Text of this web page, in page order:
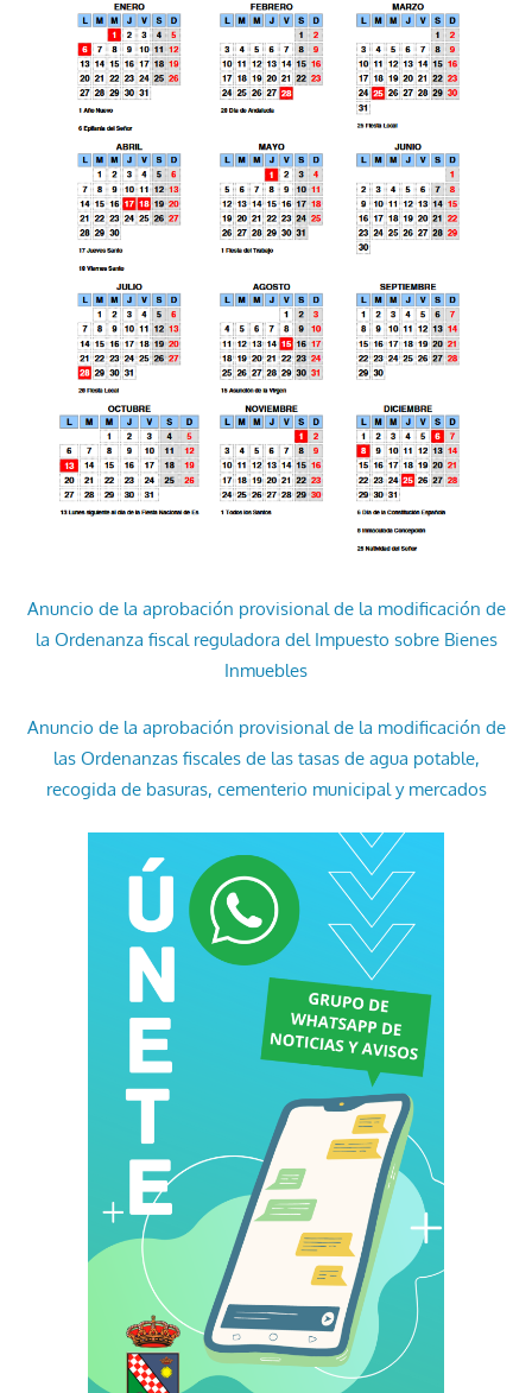
Anuncio de la aprobación provisional de la modificación de
la Ordenanza fiscal reguladora del Impuesto sobre Bienes
Inmuebles
Anuncio de la aprobación provisional de la modificación de
las Ordenanzas fiscales de las tasas de agua potable,
recogida de basuras, cementerio municipal y mercados